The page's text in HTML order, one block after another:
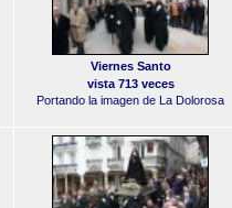
Viernes Santo
vista 713 veces
Portando la imagen de La Dolorosa